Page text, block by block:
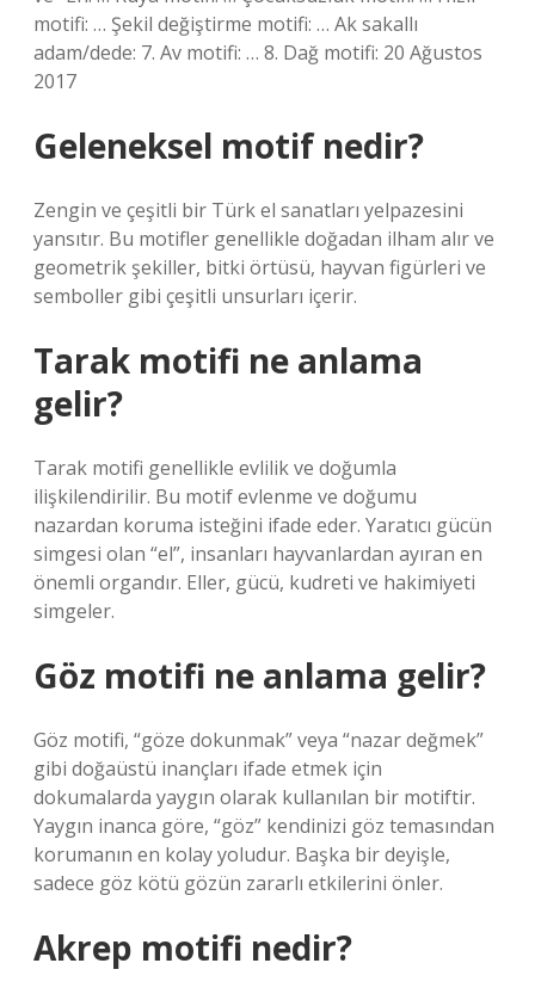
motifi: … Şekil değiştirme motifi: … Ak sakallı
adam/dede: 7. Av motifi: … 8. Dağ motifi: 20 Ağustos
2017
Geleneksel motif nedir?
Zengin ve çeşitli bir Türk el sanatları yelpazesini
yansıtır. Bu motifler genellikle doğadan ilham alır ve
geometrik şekiller, bitki örtüsü, hayvan figürleri ve
semboller gibi çeşitli unsurları içerir.
Tarak motifi ne anlama
gelir?
Tarak motifi genellikle evlilik ve doğumla
ilişkilendirilir. Bu motif evlenme ve doğumu
nazardan koruma isteğini ifade eder. Yaratıcı gücün
simgesi olan “el”, insanları hayvanlardan ayıran en
önemli organdır. Eller, gücü, kudreti ve hakimiyeti
simgeler.
Göz motifi ne anlama gelir?
Göz motifi, “göze dokunmak” veya “nazar değmek”
gibi doğaüstü inançları ifade etmek için
dokumalarda yaygın olarak kullanılan bir motiftir.
Yaygın inanca göre, “göz” kendinizi göz temasından
korumanın en kolay yoludur. Başka bir deyişle,
sadece göz kötü gözün zararlı etkilerini önler.
Akrep motifi nedir?